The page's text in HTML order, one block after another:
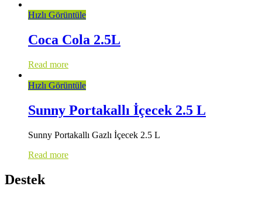
Hızlı Görüntüle
Coca Cola 2.5L
Read more
Hızlı Görüntüle
Sunny Portakallı İçecek 2.5 L
Sunny Portakallı Gazlı İçecek 2.5 L
Read more
Destek